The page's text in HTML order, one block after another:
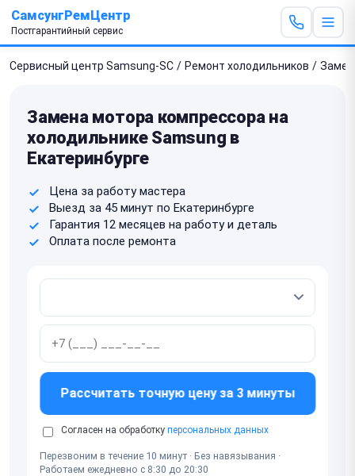
СамсунгРемЦентр
Постгарантийный сервис
Сервисный центр Samsung-SC / Ремонт холодильников /
Замена мотора компрессора на
холодильнике Samsung в
Екатеринбурге
Цена за работу мастера
Выезд за 45 минут по Екатеринбурге
Гарантия 12 месяцев на работу и деталь
Оплата после ремонта
Рассчитать точную цену за 3 минуты
Согласен на обработку персональных данных
Перезвоним в течение 10 минут · Без навязывания ·
Работаем ежедневно с 8:30 до 20:30